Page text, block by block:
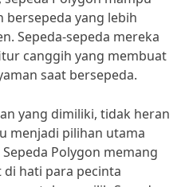
bersepeda yang lebih
Sepeda-sepeda mereka
canggih yang membuat
saat bersepeda.
yang dimiliki, tidak heran
menjadi pilihan utama
Polygon memang
hati para pecinta